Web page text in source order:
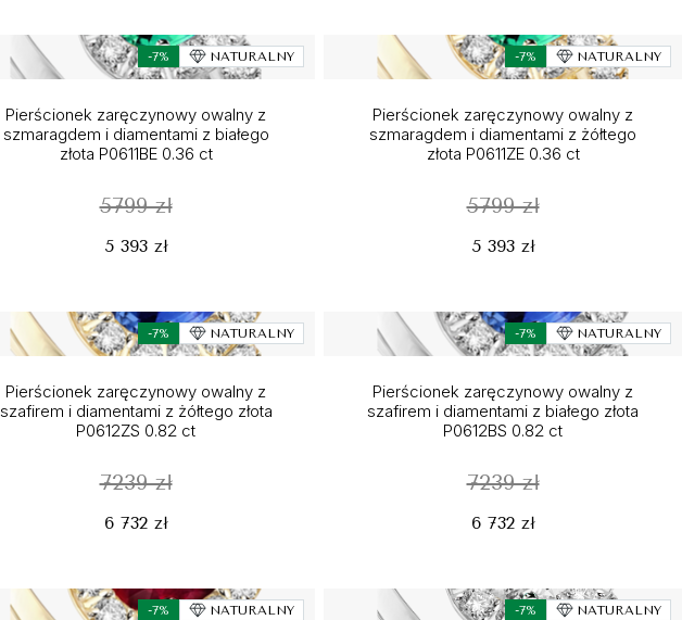
-7% NATURALNY
Pierścionek zaręczynowy owalny z
szmaragdem i diamentami z białego
złota P0611BE 0.36 ct
5799 zł
5 393 zł
-7% NATURALNY
Pierścionek zaręczynowy owalny z
szmaragdem i diamentami z żółtego
złota P0611ZE 0.36 ct
5799 zł
5 393 zł
-7% NATURALNY
Pierścionek zaręczynowy owalny z
szafirem i diamentami z żółtego złota
P0612ZS 0.82 ct
7239 zł
6 732 zł
-7% NATURALNY
Pierścionek zaręczynowy owalny z
szafirem i diamentami z białego złota
P0612BS 0.82 ct
7239 zł
6 732 zł
-7% NATURALNY -7% NATURALNY